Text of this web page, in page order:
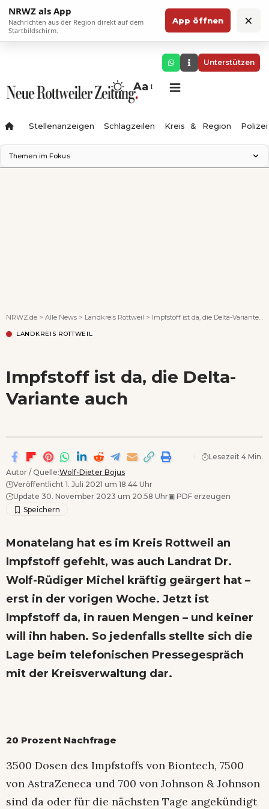
NRWZ als App
Nachrichten aus der Region direkt auf dem
Startbildschirm.
App öffnen ×
Unterstützen
Aa
Stellenanzeigen Schlagzeilen Kreis & Region Polizei
Themen im Fokus
NRWZ.de > Alle News > Landkreis Rottweil > Impfstoff ist da, die Delta-Variante auch
LANDKREIS ROTTWEIL
Impfstoff ist da, die Delta-
Variante auch
Autor / Quelle:Wolf-Dieter Bojus
Veröffentlicht 1. Juli 2021 um 18.44 Uhr
Update 30. November 2023 um 20.58 Uhr▣ PDF erzeugen
Lesezeit 4 Min.
Monatelang hat es im Kreis Rottweil an
Impfstoff gefehlt, was auch Landrat Dr.
Wolf-Rüdiger Michel kräftig geärgert hat –
erst in der vorigen Woche. Jetzt ist
Impfstoff da, in rauen Mengen – und keiner
will ihn haben. So jedenfalls stellte sich die
Lage beim telefonischen Pressegespräch
mit der Kreisverwaltung dar.
20 Prozent Nachfrage
3500 Dosen des Impfstoffs von Biontech, 7500
von AstraZeneca und 700 von Johnson & Johnson
sind da oder für die nächsten Tage angekündigt